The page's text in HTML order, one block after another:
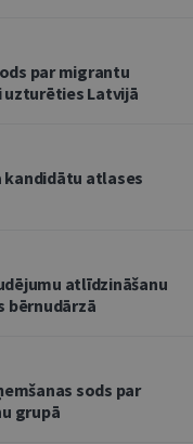
par migrantu
uzturēties Latvijā
atlases
atlīdzināšanu
bērnudārzā
sods par
grupā